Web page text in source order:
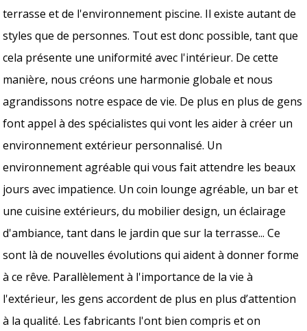
terrasse et de l'environnement piscine. Il existe autant de
styles que de personnes. Tout est donc possible, tant que
cela présente une uniformité avec l'intérieur. De cette
manière, nous créons une harmonie globale et nous
agrandissons notre espace de vie. De plus en plus de gens
font appel à des spécialistes qui vont les aider à créer un
environnement extérieur personnalisé. Un
environnement agréable qui vous fait attendre les beaux
jours avec impatience. Un coin lounge agréable, un bar et
une cuisine extérieurs, du mobilier design, un éclairage
d'ambiance, tant dans le jardin que sur la terrasse... Ce
sont là de nouvelles évolutions qui aident à donner forme
à ce rêve. Parallèlement à l'importance de la vie à
l'extérieur, les gens accordent de plus en plus d’attention
à la qualité. Les fabricants l'ont bien compris et on